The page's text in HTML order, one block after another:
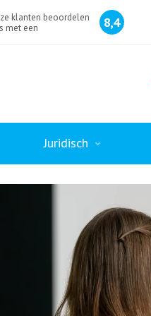
klanten beoordelen
met een
8,4
Juridisch